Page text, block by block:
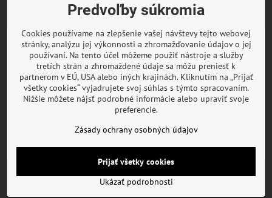
Partnerská stránka:AmiraShop.sk Bypami.cz
Informácie o platbe kartou
O značke Gaira
©2026Copyright
Predvoľby súkromiaZásady ochrany osobných údajov
Podmienky používania
Vytvorené pomocou:BiznisWeb.sk
Predvoľby súkromia
Cookies používame na zlepšenie vašej návštevy tejto webovej
stránky, analýzu jej výkonnosti a zhromažďovanie údajov o jej
používaní. Na tento účel môžeme použiť nástroje a služby
tretích strán a zhromaždené údaje sa môžu preniesť k
partnerom v EÚ, USA alebo iných krajinách. Kliknutím na „Prijať
všetky cookies“ vyjadrujete svoj súhlas s týmto spracovaním.
Nižšie môžete nájsť podrobné informácie alebo upraviť svoje
preferencie.
Zásady ochrany osobných údajov
Ukázať podrobnosti
Prijať všetky cookies